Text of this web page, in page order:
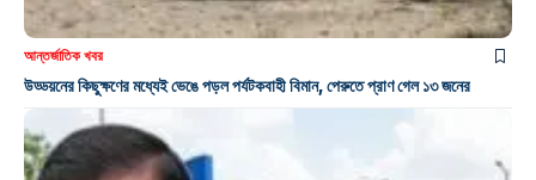
আন্তর্জাতিক খবর
উড্ডয়নের কিছুক্ষণের মধ্যেই ভেঙে পড়ল পর্যটকবাহী বিমান, পেরুতে প্রাণ গেল ১৩ জনের